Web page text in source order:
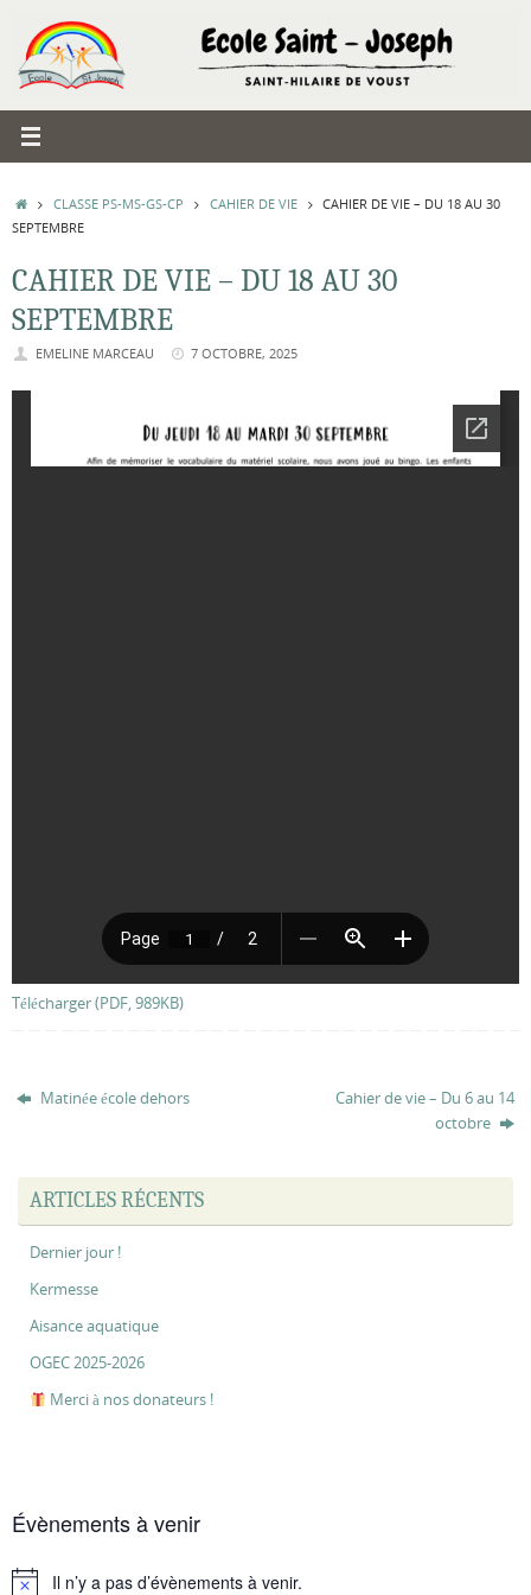
contenu
ACCUEIL
CLASSE PS-MS-GS-CP CAHIER DE VIE
CAHIER DE VIE – DU 18 AU 30
SEPTEMBRE
CAHIER DE VIE – DU 18 AU 30
SEPTEMBRE
EMELINE MARCEAU 7 OCTOBRE, 2025
Télécharger (PDF, 989KB)
Matinée école dehors
Cahier de vie – Du 6 au 14
octobre
ARTICLES RÉCENTS
Dernier jour !
Kermesse
Aisance aquatique
OGEC 2025-2026
Merci à nos donateurs !
Évènements à venir
Il n’y a pas d’évènements à venir.